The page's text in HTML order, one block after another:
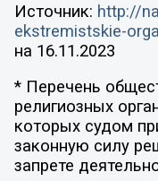
Источник: http://
ekstremistskie-
на 16.11.2023
* Перечень
религиозных
которых судом
законную силу
запрете